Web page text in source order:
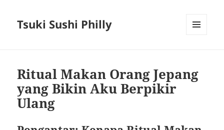
Tsuki Sushi Philly
Ritual Makan Orang Jepang
yang Bikin Aku Berpikir
Ulang